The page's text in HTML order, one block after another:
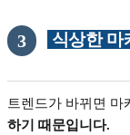
3 식상한 마
트렌드가 바뀌면 마
하기 때문입니다.